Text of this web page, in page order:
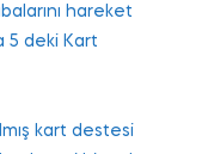
hareket
5 deki Kart
kart destesi